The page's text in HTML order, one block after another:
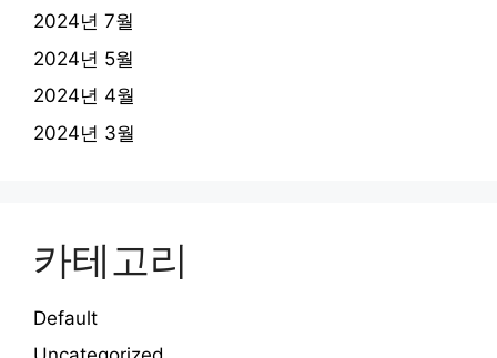
2024년 7월
2024년 5월
2024년 4월
2024년 3월
카테고리
Default